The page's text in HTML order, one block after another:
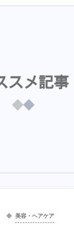
スメ記事
美容・ヘアケア